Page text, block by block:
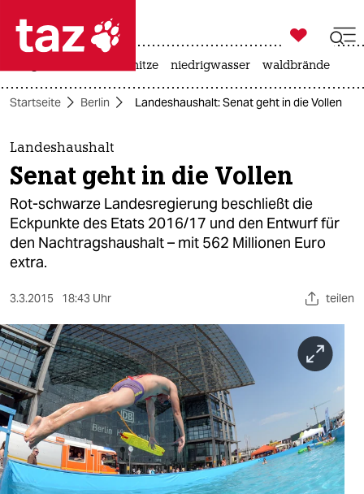
 taz zahl ich
taz zahl ich
themen
politik
öko
gesellschaft
kultur
sport
berlin
nord
wahrheit
verlag

taz zahl ich
hitze niedrigwasser waldbrände
Startseite Berlin Landeshaushalt: Senat geht in die Vollen
Landeshaushalt
Senat geht in die Vollen
Rot-schwarze Landesregierung beschließt die
Eckpunkte des Etats 2016/17 und den Entwurf für
den Nachtragshaushalt – mit 562 Millionen Euro
extra.
3.3.2015 18:43 Uhr teilen